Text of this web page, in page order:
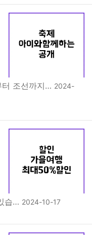
터 조선까지… 2024-
습… 2024-10-17